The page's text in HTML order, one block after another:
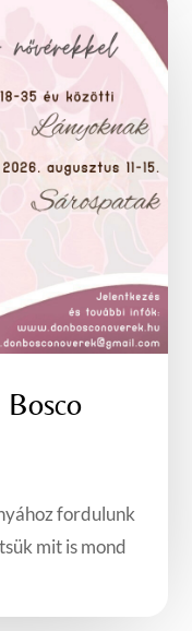
fordulunk
mit is mond